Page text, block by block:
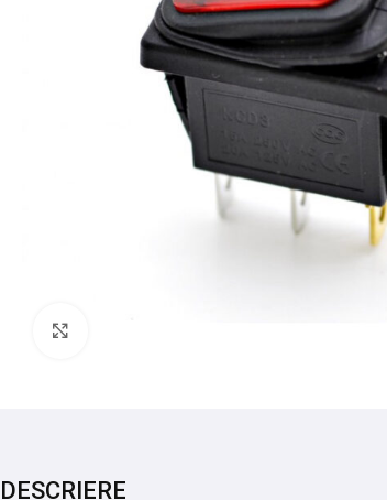
DESCRIERE